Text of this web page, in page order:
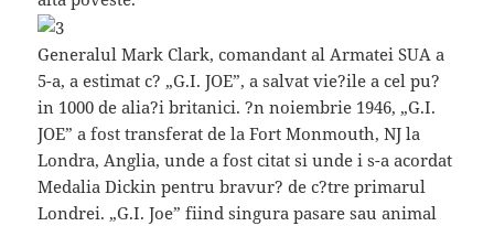
Generalul Mark Clark, comandant al Armatei SUA a
5-a, a estimat c? „G.I. JOE”, a salvat vie?ile a cel pu?
in 1000 de alia?i britanici. ?n noiembrie 1946, „G.I.
JOE” a fost transferat de la Fort Monmouth, NJ la
Londra, Anglia, unde a fost citat si unde i s-a acordat
Medalia Dickin pentru bravur? de c?tre primarul
Londrei. „G.I. Joe” fiind singura pasare sau animal